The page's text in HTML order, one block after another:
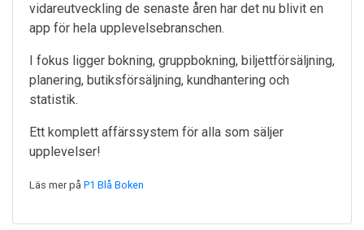
vidareutveckling de senaste åren har det nu blivit en
app för hela upplevelsebranschen.
I fokus ligger bokning, gruppbokning, biljettförsäljning,
planering, butiksförsäljning, kundhantering och
statistik.
Ett komplett affärssystem för alla som säljer
upplevelser!
Läs mer på P1 Blå Boken